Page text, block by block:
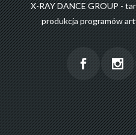
X-RAY DANCE GROUP -
produkcja programów